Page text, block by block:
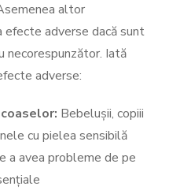
altor
adverse dacă sunt
necorespunzător. Iată
adverse:
Bebelușii, copiii
cu pielea sensibilă
a avea probleme de pe